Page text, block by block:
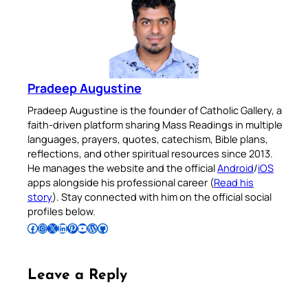
Pradeep Augustine
Pradeep Augustine is the founder of Catholic Gallery, a
faith-driven platform sharing Mass Readings in multiple
languages, prayers, quotes, catechism, Bible plans,
reflections, and other spiritual resources since 2013.
He manages the website and the officialAndroid/iOS
apps alongside his professional career (Read his
story). Stay connected with him on the official social
profiles below.
Follow Pradeep on Facebook Follow Pradeep on InstagramFollow Pradeep on X Follow Pradeep on LinkedIn Follow Pradeep on Pinterest Subscribe to Pradeep’s Youtube Channel Follow Pradeep on WordPress Follow Pradeep on GitHub
Leave a Reply